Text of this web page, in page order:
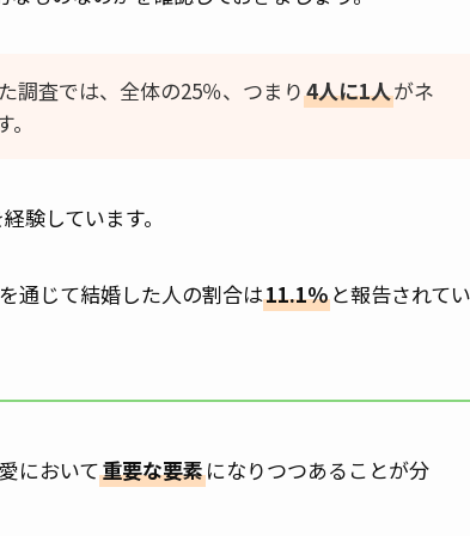
調査では、全体の25％、つまり4人に1人がネ
験しています。
を通じて結婚した人の割合は11.1％ と報告されてい
において重要な要素になりつつあることが分